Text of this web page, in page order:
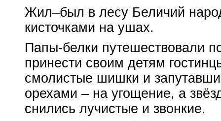
Жил–был в лесу Беличий
кисточками на ушах.
Папы-белки путешествовали
принести своим детям
смолистые шишки и
орехами – на угощение, а
снились лучистые и звонкие.